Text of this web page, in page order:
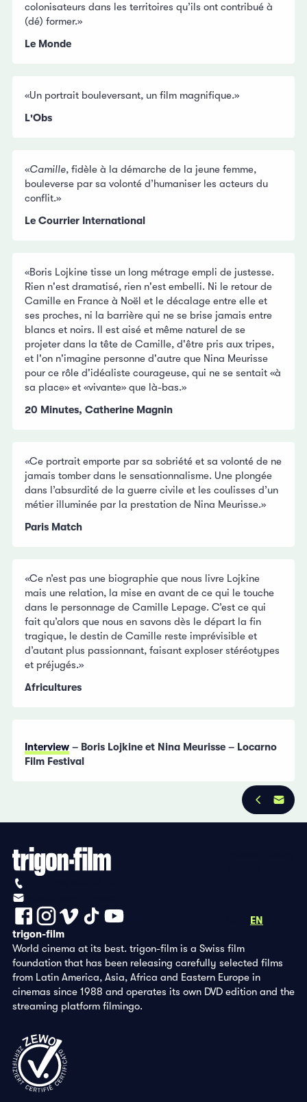
colonisateurs dans les territoires qu’ils ont contribué à
(dé) former.»
Le Monde
«Un portrait bouleversant, un film magnifique.»
L'Obs
«Camille, fidèle à la démarche de la jeune femme,
bouleverse par sa volonté d’humaniser les acteurs du
conflit.»
Le Courrier International
«Boris Lojkine tisse un long métrage empli de justesse.
Rien n'est dramatisé, rien n'est embelli. Ni le retour de
Camille en France à Noël et le décalage entre elle et
ses proches, ni la barrière qui ne se brise jamais entre
blancs et noirs. Il est aisé et même naturel de se
projeter dans la tête de Camille, d'être pris aux tripes,
et l'on n'imagine personne d'autre que Nina Meurisse
pour ce rôle d'idéaliste courageuse, qui ne se sentait «à
sa place» et «vivante» que là-bas.»
20 Minutes, Catherine Magnin
«Ce portrait emporte par sa sobriété et sa volonté de ne
jamais tomber dans le sensationnalisme. Une plongée
dans l’absurdité de la guerre civile et les coulisses d’un
métier illuminée par la prestation de Nina Meurisse.»
Paris Match
«Ce n’est pas une biographie que nous livre Lojkine
mais une relation, la mise en avant de ce qui le touche
dans le personnage de Camille Lepage. C’est ce qui
fait qu’alors que nous en savons dès le départ la fin
tragique, le destin de Camille reste imprévisible et
d’autant plus passionnant, faisant exploser stéréotypes
et préjugés.»
Africultures
Interview – Boris Lojkine et Nina Meurisse – Locarno
Film Festival
EN
trigon-film
World cinema at its best. trigon-film is a Swiss film
foundation that has been releasing carefully selected films
from Latin America, Asia, Africa and Eastern Europe in
cinemas since 1988 and operates its own DVD edition and the
streaming platform filmingo.